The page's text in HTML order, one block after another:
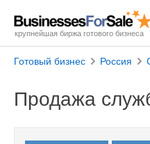
крупнейшая биржа готового бизнеса
Готовый бизнес Россия
Продажа